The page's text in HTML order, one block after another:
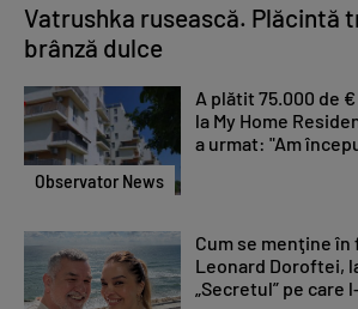
Vatrushka rusească. Plăcintă
brânză dulce
Observator News
A plătit 75.000 de
la My Home
a urmat: "Am
Cum se menţine în
Leonard Doroftei,
„Secretul” pe care